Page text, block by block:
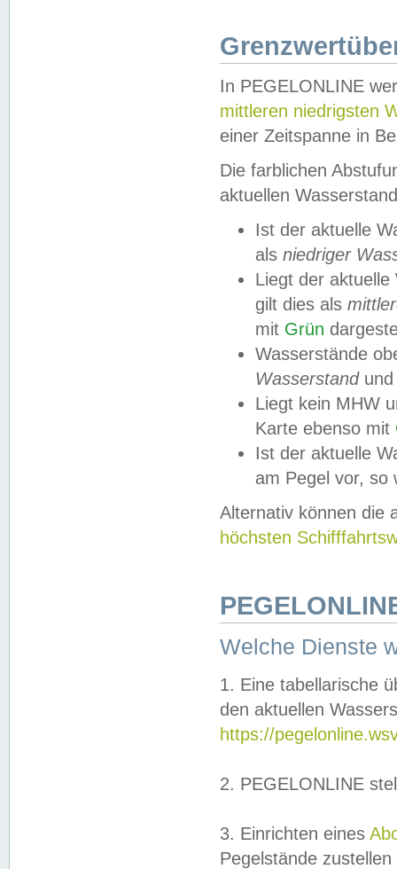
In PEGELONLINE
mittleren niedrigsten
einer Zeitspanne in
Die farblichen
aktuellen
Ist der aktuelle
als niedriger
Liegt der
gilt dies als
mit Grün
Wasserstände
Wasserstandund
Liegt kein MHW
Karte ebenso mit
Ist der aktuelle
am Pegel vor,
Alternativ können die
höchsten
Welche Dienste
1. Eine tabellarische
den aktuellen
https://
2. PEGELONLINE
3. Einrichten eines
Pegelstände